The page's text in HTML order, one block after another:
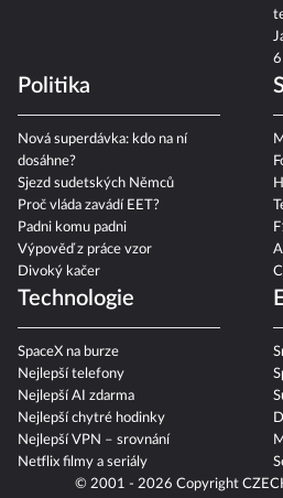
6
Politika
Nová superdávka: kdo na ní
dosáhne?
Sjezd sudetských Němců
Proč vláda zavádí EET?
Padni komu padni
Výpověď z práce vzor
Divoký kačer
Technologie
SpaceX na burze
Nejlepší telefony
Nejlepší AI zdarma
Nejlepší chytré hodinky
Nejlepší VPN – srovnání
Netflix filmy a seriály
© 2001 - 2026 Copyright